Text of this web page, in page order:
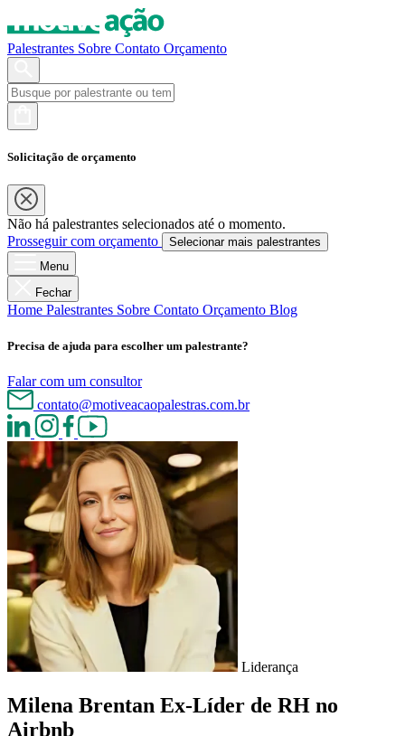
Palestrantes Sobre Contato Orçamento
Solicitação de orçamento
Não há palestrantes selecionados até o momento.
Prosseguir com orçamento
Selecionar mais palestrantes
Menu
Fechar
Home Palestrantes Sobre Contato Orçamento Blog
Precisa de ajuda para escolher um palestrante?
Falar com um consultor
contato@motiveacaopalestras.com.br
Liderança
Milena Brentan Ex-Líder de RH no
Airbnb